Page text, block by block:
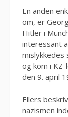
En anden
om, er
Hitler i
interessant
mislykkedes
og kom i
den 9. april
Ellers
nazismen